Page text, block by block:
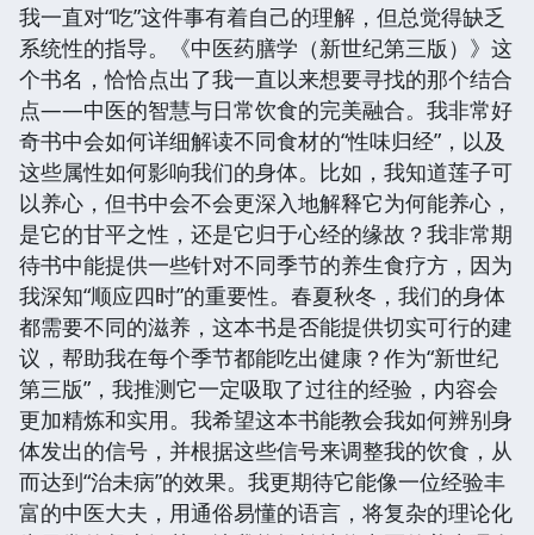
我一直对“吃”这件事有着自己的理解，但总觉得缺乏
系统性的指导。《中医药膳学（新世纪第三版）》这
个书名，恰恰点出了我一直以来想要寻找的那个结合
点——中医的智慧与日常饮食的完美融合。我非常好
奇书中会如何详细解读不同食材的“性味归经”，以及
这些属性如何影响我们的身体。比如，我知道莲子可
以养心，但书中会不会更深入地解释它为何能养心，
是它的甘平之性，还是它归于心经的缘故？我非常期
待书中能提供一些针对不同季节的养生食疗方，因为
我深知“顺应四时”的重要性。春夏秋冬，我们的身体
都需要不同的滋养，这本书是否能提供切实可行的建
议，帮助我在每个季节都能吃出健康？作为“新世纪
第三版”，我推测它一定吸取了过往的经验，内容会
更加精炼和实用。我希望这本书能教会我如何辨别身
体发出的信号，并根据这些信号来调整我的饮食，从
而达到“治未病”的效果。我更期待它能像一位经验丰
富的中医大夫，用通俗易懂的语言，将复杂的理论化